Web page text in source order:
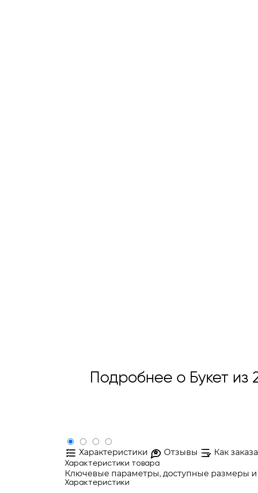
Подробнее о Букет
Характеристики Отзывы Как
Характеристики товара
Ключевые параметры, доступные размеры и
Характеристики